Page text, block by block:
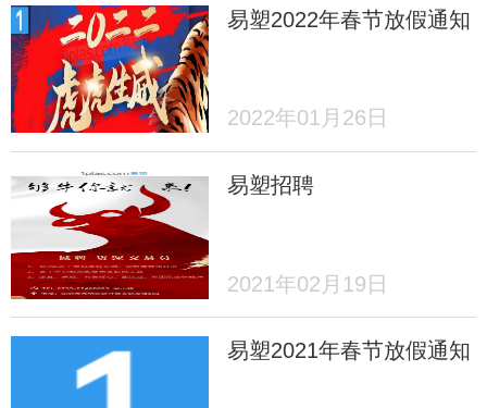
易塑2022年春节放假通知
2022年01月26日
易塑招聘
2021年02月19日
易塑2021年春节放假通知